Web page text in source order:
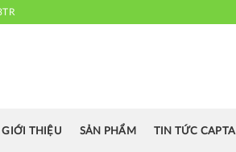
GIỚI THIỆU SẢN PHẨM TIN TỨC CAPTA